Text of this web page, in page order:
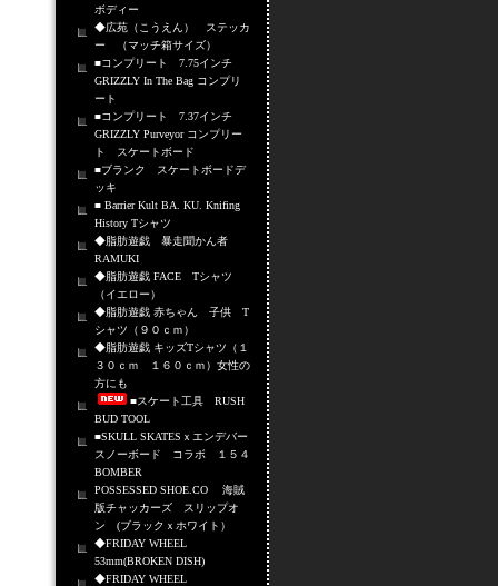
ボディー
◆広苑（こうえん） ステッカ
ー （マッチ箱サイズ）
■コンプリート 7.75インチ
GRIZZLY In The Bag コンプリ
ート
■コンプリート 7.37インチ
GRIZZLY Purveyor コンプリー
ト スケートボード
■ブランク スケートボードデ
ッキ
■ Barrier Kult BA. KU. Knifing
History Tシャツ
◆脂肪遊戯 暴走聞かん者
RAMUKI
◆脂肪遊戯 FACE Tシャツ
（イエロー）
◆脂肪遊戯 赤ちゃん 子供 T
シャツ（９０ｃｍ）
◆脂肪遊戯 キッズTシャツ（１
３０ｃｍ １６０ｃｍ）女性の
方にも
■スケート工具 RUSH
BUD TOOL
■SKULL SKATESｘエンデバー
スノーボード コラボ １５４
BOMBER
POSSESSED SHOE.CO 海賊
版チャッカーズ スリップオ
ン (ブラックｘホワイト）
◆FRIDAY WHEEL
53mm(BROKEN DISH)
◆FRIDAY WHEEL